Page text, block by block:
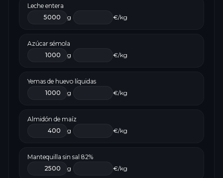
Leche entera
g
€/kg
Azúcar sémola
g
€/kg
Yemas de huevo líquidas
g
€/kg
Almidón de maíz
g
€/kg
Mantequilla sin sal 82%
g
€/kg